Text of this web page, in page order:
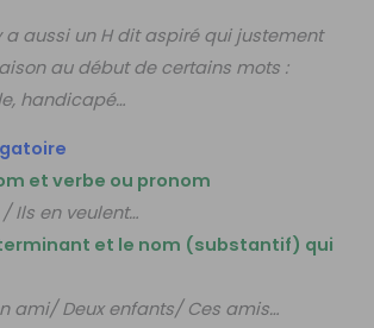
a aussi un H dit aspiré qui justement
au début de certains mots :
handicapé…
et verbe ou pronom
Ils en veulent…
et le nom (substantif) qui
ami/ Deux enfants/ Ces amis…